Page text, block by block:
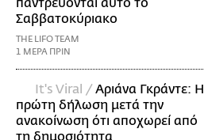
παντρεύονται αυτό το
Σαββατοκύριακο
THE LIFO TEAM
1 ΜΕΡΑ ΠΡΙΝ
It's Viral /Αριάνα Γκράντε: Η
πρώτη δήλωση μετά την
ανακοίνωση ότι αποχωρεί από
τη δημοσιότητα